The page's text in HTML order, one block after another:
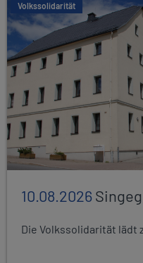
Volkssolidarität
10.08.2026
Die Volkssolidarität lädt